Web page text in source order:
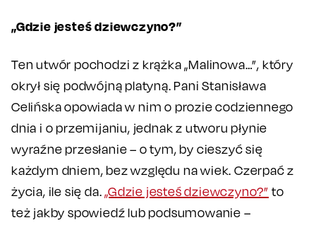
„Gdzie jesteś dziewczyno?”
Ten utwór pochodzi z krążka „Malinowa…”, który
okrył się podwójną platyną. Pani Stanisława
Celińska opowiada w nim o prozie codziennego
dnia i o przemijaniu, jednak z utworu płynie
wyraźne przesłanie – o tym, by cieszyć się
każdym dniem, bez względu na wiek. Czerpać z
życia, ile się da.„Gdzie jesteś dziewczyno?” to
też jakby spowiedź lub podsumowanie –